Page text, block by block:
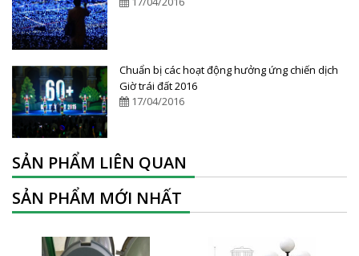
Chuẩn bị các hoạt động hưởng ứng chiến dịch
Giờ trái đất 2016
17/04/2016
SẢN PHẨM LIÊN QUAN
SẢN PHẨM MỚI NHẤT